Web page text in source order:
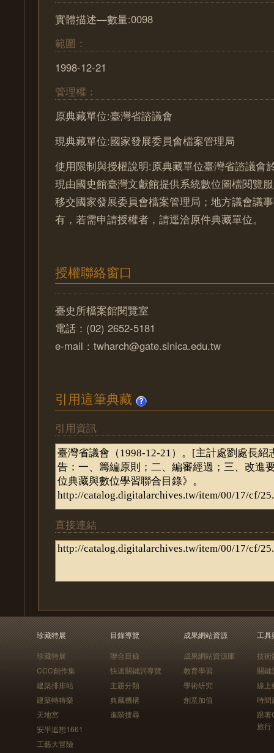
實體描述—數量:0098
範圍：
1998-12-21
管理權：
原典藏單位:臺灣省諮議會
現典藏單位:國家發展委員會檔案管理局
使用限制與授權說明:原典藏單位臺灣省諮議會
現由國史館臺灣文獻館提供系統數位圖檔閱覽
移交國家發展委員會檔案管理局；地方議會議
有，若需申請授權者，請逕洽原件典藏單位。
授權聯絡窗口
臺史所檔案館閱覽室
電話：(02) 2652-5181
e-mail：twharch@gate.sinica.edu.tw
引用這筆典藏
引用資訊
直接連結
珍藏特展
珍藏特展
CCC創作集
建築排排站
建築轉轉樂
天地宮
安平追想1661
工藝大冒險
目錄導覽
聯合目錄
快速關鍵詞導覽
主題分類
典藏機構
進階搜尋
成果網站資源
成果網站資源庫
教育學習
學術研究
創意加值
工具
技術
關鍵
線上
時間
跟
旅行